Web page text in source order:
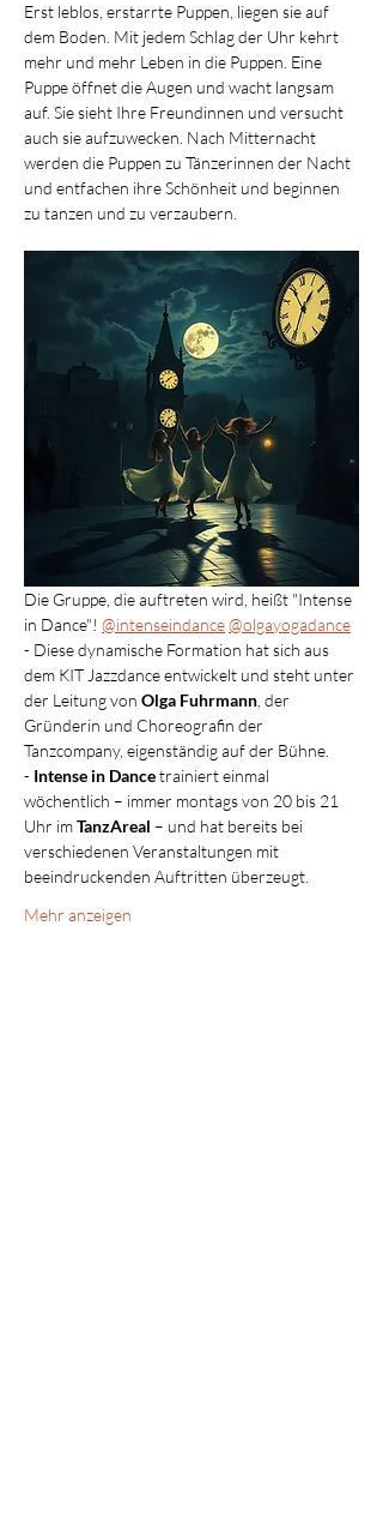
Erst leblos, erstarrte Puppen, liegen sie auf
dem Boden. Mit jedem Schlag der Uhr kehrt
mehr und mehr Leben in die Puppen. Eine
Puppe öffnet die Augen und wacht langsam
auf. Sie sieht Ihre Freundinnen und versucht
auch sie aufzuwecken. Nach Mitternacht
werden die Puppen zu Tänzerinnen der Nacht
und entfachen ihre Schönheit und beginnen
zu tanzen und zu verzaubern.
Die Gruppe, die auftreten wird, heißt "Intense
in Dance"! @intenseindance@olgayogadance
- Diese dynamische Formation hat sich aus
dem KIT Jazzdance entwickelt und steht unter
der Leitung von Olga Fuhrmann , der
Gründerin und Choreografin der
Tanzcompany, eigenständig auf der Bühne.
- Intense in Dance trainiert einmal
wöchentlich – immer montags von 20 bis 21
Uhr im TanzAreal – und hat bereits bei
verschiedenen Veranstaltungen mit
beeindruckenden Auftritten überzeugt.
Mehr anzeigen